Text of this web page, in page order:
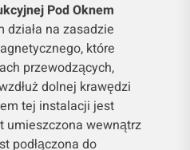
Pod Oknem
działa na zasadzie
które
przewodzących,
dolnej krawędzi
tej instalacji jest
umieszczona wewnątrz
podłączona do